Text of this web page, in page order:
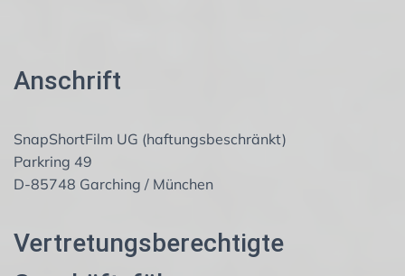
Anschrift
SnapShortFilm UG (haftungsbeschränkt)
Parkring 49
D-85748 Garching / München
Vertretungsberechtigte